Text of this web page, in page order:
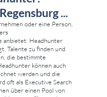
...
oder eine Person,
anbietet. Headhunter
Talente zu finden und
die bestimmte
können auch
werden und die
oft als Executive Search
über einen Pool von